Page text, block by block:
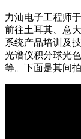
光生物安全
其他LED测
交流与直流
IP防水防尘
耐候与腐蚀
阻燃与防火
安规测试仪
电子元器件
机械力学与量
机械力学测
插头插座与
材料与光学分
RoHS与元
家用电器测试
移动与网络测
汽车电子测试
音视频与IT测
ISO国际标准
CIE国际照明
EN欧洲标准
电子目录
新闻动态
联系我们
力汕电子工程师
前往土耳其、意
系统产品培训及
光谱仪积分球光
等。下面是其间